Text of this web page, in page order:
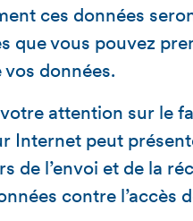
ces données
que vous pouvez
données.
attention sur le
Internet peut
de l’envoi et de la
contre l’accès